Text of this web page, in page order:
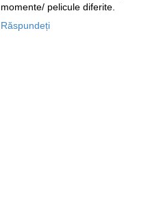
momente/ pelicule diferite.
Răspundeți